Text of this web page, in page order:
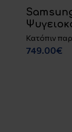
Κατόπιν
749.00€